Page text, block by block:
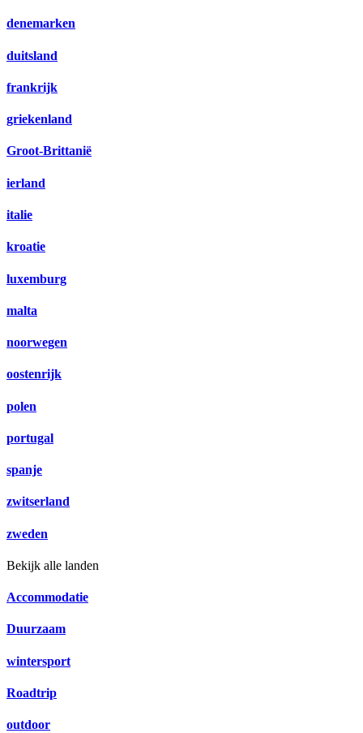
denemarken
duitsland
frankrijk
griekenland
Groot-Brittanië
ierland
italie
kroatie
luxemburg
malta
noorwegen
oostenrijk
polen
portugal
spanje
zwitserland
zweden
Bekijk alle landen
Accommodatie
Duurzaam
wintersport
Roadtrip
outdoor